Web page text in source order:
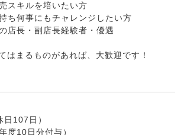
スキルを培いたい方
ち何事にもチャレンジしたい方
店長・副店長経験者・優遇
はまるものがあれば、大歓迎です！
107日）
度10日分付与）